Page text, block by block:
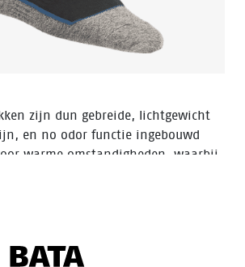
zijn dun gebreide, lichtgewicht
en no odor functie ingebouwd
warme omstandigheden, waarbij